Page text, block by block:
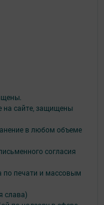
сайте, защищены
в любом объеме
согласия
по печати и массовым
слава)